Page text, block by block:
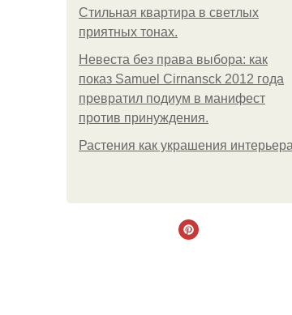
Стильная квартира в светлых
приятных тонах.
Невеста без права выбора: как
показ Samuel Cirnansck 2012 года
превратил подиум в манифест
против принуждения.
Растения как украшения